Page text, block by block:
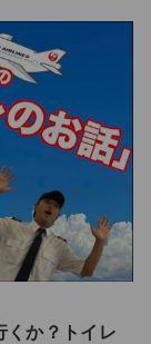
くか？トイレ